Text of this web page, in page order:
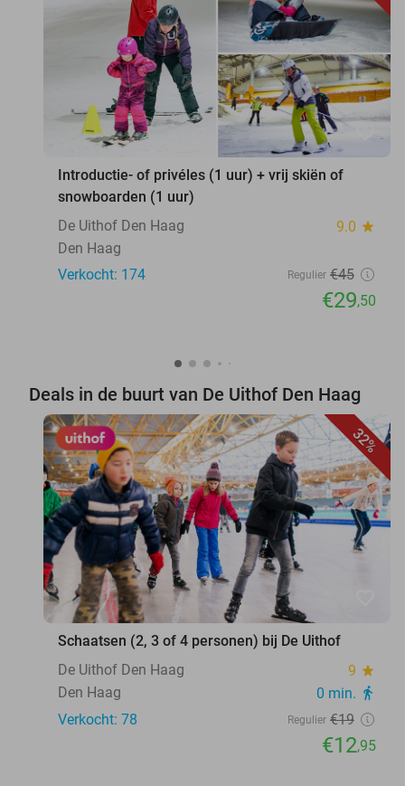
Introductie- of privéles (1 uur) + vrij skiën of
snowboarden (1 uur)
De Uithof Den Haag
9.0 star
Den Haag
Verkocht: 174
Regulier €45
€29,50
Deals in de buurt van De Uithof Den Haag
32%
Schaatsen (2, 3 of 4 personen) bij De Uithof
De Uithof Den Haag
9 star
Den Haag 0 min. directions_walk
Verkocht: 78 Regulier €19
€12,95